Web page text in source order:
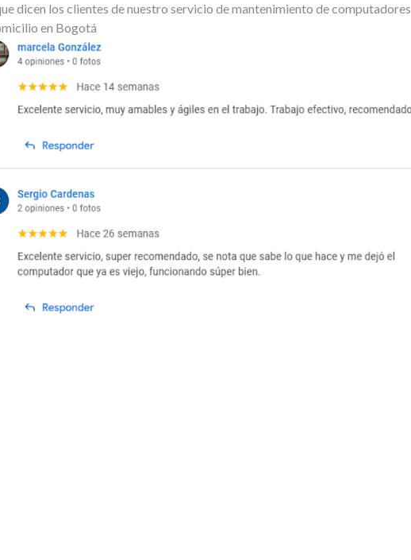
dicen los clientes de nuestro servicio de mantenimiento de computadores
en Bogotá